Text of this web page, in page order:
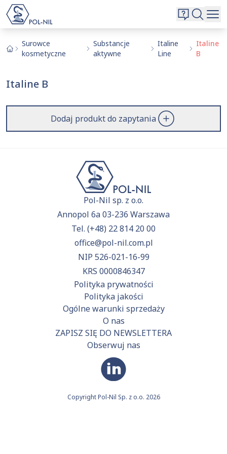
O nas
Kontakt
Surowce
kosmetyczne
Substancje
aktywne
Italine
Line
Italine
B
Italine B
Dodaj produkt do zapytania
Pol-Nil sp. z o.o.
Annopol 6a 03-236 Warszawa
Tel. (+48) 22 814 20 00
office@pol-nil.com.pl
NIP 526-021-16-99
KRS 0000846347
Polityka prywatności
Polityka jakości
Ogólne warunki sprzedaży
O nas
ZAPISZ SIĘ DO NEWSLETTERA
Obserwuj nas
Copyright Pol-Nil Sp. z o.o. 2026
Wybrane surowce i substancje
Aktualnie niczego nie dodałeś do zapytania.
Wyszukiwarka
Szukaj